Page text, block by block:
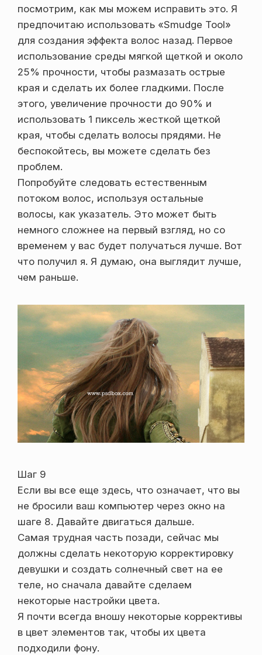
посмотрим, как мы можем исправить это. Я
предпочитаю использовать «Smudge Tool»
для создания эффекта волос назад. Первое
использование среды мягкой щеткой и около
25% прочности, чтобы размазать острые
края и сделать их более гладкими. После
этого, увеличение прочности до 90% и
использовать 1 пиксель жесткой щеткой
края, чтобы сделать волосы прядями. Не
беспокойтесь, вы можете сделать без
проблем.
Попробуйте следовать естественным
потоком волос, используя остальные
волосы, как указатель. Это может быть
немного сложнее на первый взгляд, но со
временем у вас будет получаться лучше. Вот
что получил я. Я думаю, она выглядит лучше,
чем раньше.
Шаг 9
Если вы все еще здесь, что означает, что вы
не бросили ваш компьютер через окно на
шаге 8. Давайте двигаться дальше.
Самая трудная часть позади, сейчас мы
должны сделать некоторую корректировку
девушки и создать солнечный свет на ее
теле, но сначала давайте сделаем
некоторые настройки цвета.
Я почти всегда вношу некоторые коррективы
в цвет элементов так, чтобы их цвета
подходили фону.